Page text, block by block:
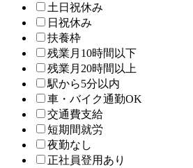
土日祝休み
日祝休み
扶養枠
残業月10時間以下
残業月20時間以上
駅から5分以内
車・バイク通勤OK
交通費支給
短期間就労
夜勤なし
正社員登用あり